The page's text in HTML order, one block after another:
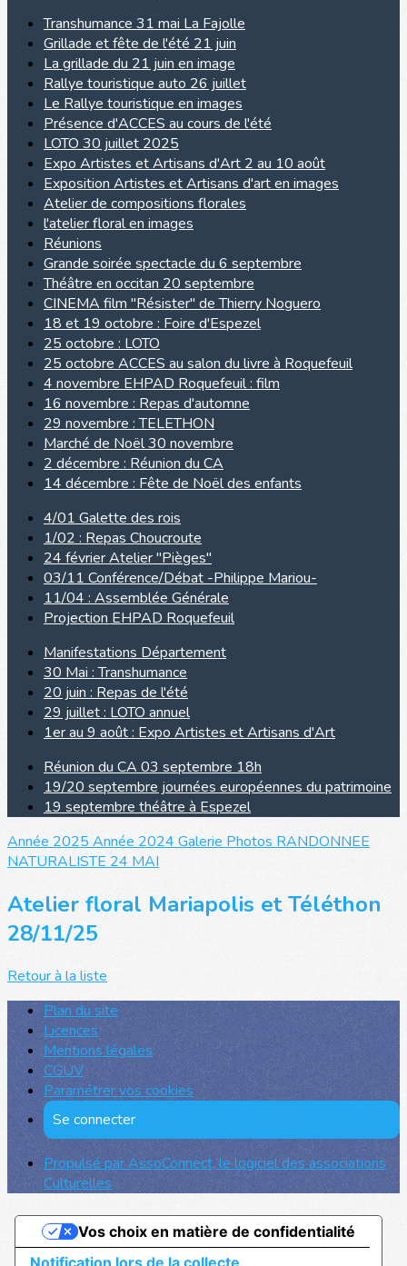
Transhumance 31 mai La Fajolle
Grillade et fête de l'été 21 juin
La grillade du 21 juin en image
Rallye touristique auto 26 juillet
Le Rallye touristique en images
Présence d'ACCES au cours de l'été
LOTO 30 juillet 2025
Expo Artistes et Artisans d'Art 2 au 10 août
Exposition Artistes et Artisans d'art en images
Atelier de compositions florales
l'atelier floral en images
Réunions
Grande soirée spectacle du 6 septembre
Théâtre en occitan 20 septembre
CINEMA film "Résister" de Thierry Noguero
18 et 19 octobre : Foire d'Espezel
25 octobre : LOTO
25 octobre ACCES au salon du livre à Roquefeuil
4 novembre EHPAD Roquefeuil : film
16 novembre : Repas d'automne
29 novembre : TELETHON
Marché de Noël 30 novembre
2 décembre : Réunion du CA
14 décembre : Fête de Noël des enfants
4/01 Galette des rois
1/02 : Repas Choucroute
24 février Atelier "Pièges"
03/11 Conférence/Débat -Philippe Mariou-
11/04 : Assemblée Générale
Projection EHPAD Roquefeuil
Manifestations Département
30 Mai : Transhumance
20 juin : Repas de l'été
29 juillet : LOTO annuel
1er au 9 août : Expo Artistes et Artisans d'Art
Réunion du CA 03 septembre 18h
19/20 septembre journées européennes du patrimoine
19 septembre théâtre à Espezel
Année 2025 Année 2024 Galerie Photos RANDONNEE
NATURALISTE 24 MAI
Atelier floral Mariapolis et Téléthon
28/11/25
Retour à la liste
Plan du site
Licences
Mentions légales
CGUV
Paramétrer vos cookies
Se connecter
Propulsé par AssoConnect, le logiciel des associations
Culturelles
Notification lors de la collecte
Vos choix en matière de confidentialité